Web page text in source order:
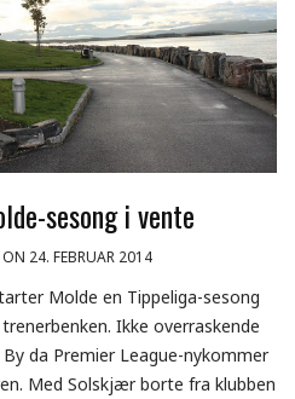
sesong i vente
ON 24. FEBRUAR 2014
Molde en Tippeliga-sesong
Ikke overraskende
da Premier League-nykommer
Med Solskjær borte fra klubben